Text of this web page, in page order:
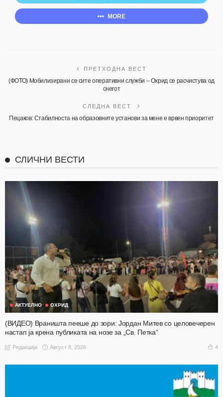
MORE
ПРЕТХОДНА ВЕСТ
(ФОТО) Мобилизирани се сите оперативни служби – Охрид се расчистува од
снегот
СЛЕДНА ВЕСТ
Пецаков: Стабилноста на образовните установи за мене е врвен приоритет
СЛИЧНИ ВЕСТИ
АКТУЕЛНО ОХРИД
(ВИДЕО) Враништа пееше до зори: Јордан Митев со целовечерен
настап ја крена публиката на нозе за „Св. Петка“
Редакција Август 8, 2026 4